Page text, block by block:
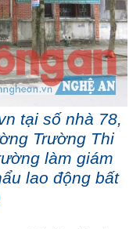
tại số nhà 78,
Trường Thi
làm giám
lao động bất